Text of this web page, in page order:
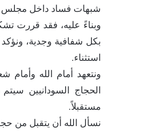
شبهات فساد داخل مجلس
وبناءً عليه، فقد قررت
بكل شفافية وجدية،
استثناء.
ونتعهد أمام الله وأمام
الحجاج السودانيين
مستقبلاً.
نسأل الله أن يتقبل من